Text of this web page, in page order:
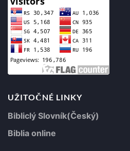
UŽITOČNÉ LINKY
Bibliclý Slovník(Český)
Biblia online